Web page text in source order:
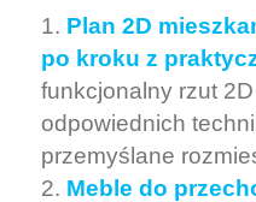
Plan 2D
po kroku z
funkcjonalny rzut
odpowiednich
przemyślane
Meble do